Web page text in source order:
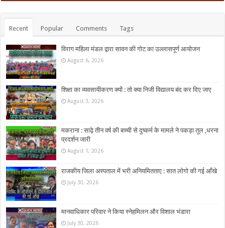
Recent Popular Comments Tags
विराग महिला मंडल द्वारा सावन की गोट का उल्लासपूर्ण आयोजन
August 6, 2026
शिक्षा का व्यवसायीकरण क्यों : तो क्या निजी विद्यालय बंद कर दिए जाए
August 3, 2026
मकराना : साढ़े तीन वर्ष की बच्ची से दुष्कर्म के मामले ने पकड़ा तूल ,धरना
प्रदर्शन जारी
August 1, 2026
राजकीय जिला अस्पताल में भरी अनियमितताए : सात लोगो की गई आँखे
July 30, 2026
मानवाधिकार परिवार ने किया स्नेहमिलन और विशाल भंडारा
July 30, 2026